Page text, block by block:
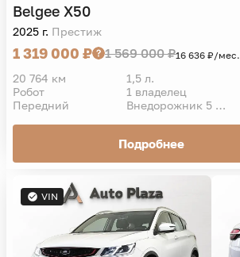
Belgee X50
2025 г. Престиж
1 319 000 ₽ 1 569 000 ₽16 636 ₽/мес.
20 764 км 1,5 л.
Робот
1 владелец
Передний
Внедорожник 5 дв.
Подробнее
VIN